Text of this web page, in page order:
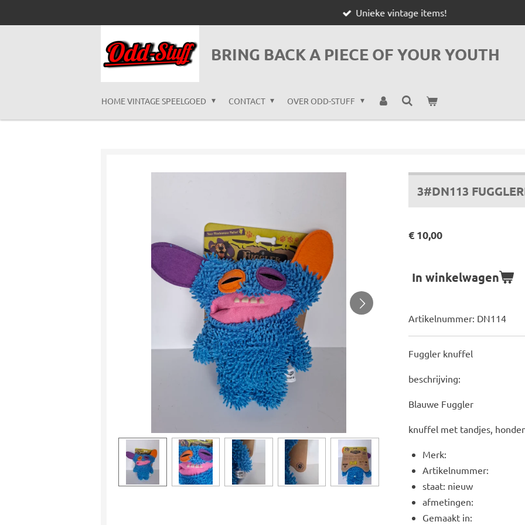
Unieke vintage items!
BRING BACK A PIECE OF YOUR YOUTH
HOME VINTAGE SPEELGOED CONTACT OVER ODD-STUFF
3#DN113
€ 10,00
In winkelwagen
Artikelnummer: DN114
Fuggler knuffel
beschrijving:
Blauwe Fuggler
knuffel met tandjes,
Merk:
Artikelnummer:
staat: nieuw
afmetingen:
Gemaakt in: